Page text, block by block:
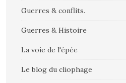
Guerres & conflits.
Guerres & Histoire
La voie de l'épée
Le blog du cliophage